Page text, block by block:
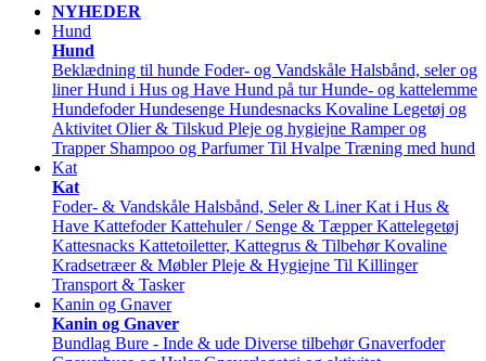
NYHEDER
Hund
Hund
Beklædning til hunde Foder- og Vandskåle Halsbånd, seler og
liner Hund i Hus og Have Hund på tur Hunde- og kattelemme
Hundefoder Hundesenge Hundesnacks Kovaline Legetøj og
Aktivitet Olier & Tilskud Pleje og hygiejne Ramper og
Trapper Shampoo og Parfumer Til Hvalpe Træning med hund
Kat
Kat
Foder- & Vandskåle Halsbånd, Seler & Liner Kat i Hus &
Have Kattefoder Kattehuler / Senge & Tæpper Kattelegetøj
Kattesnacks Kattetoiletter, Kattegrus & Tilbehør Kovaline
Kradsetræer & Møbler Pleje & Hygiejne Til Killinger
Transport & Tasker
Kanin og Gnaver
Kanin og Gnaver
Bundlag Bure - Inde & ude Diverse tilbehør Gnaverfoder